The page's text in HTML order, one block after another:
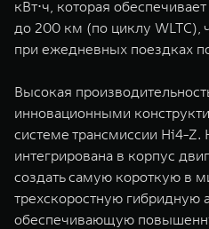
кВт⋅ч, которая
до 200 км (по циклу WLTC),
при ежедневных поездках
Высокая
инновационными
системе трансмиссии Hi4-Z.
интегрирована в корпус
создать самую короткую в
трехскоростную гибридную
обеспечивающую